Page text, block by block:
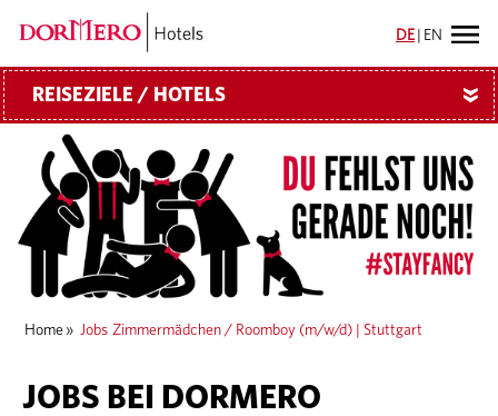
DE EN
REISEZIELE / HOTELS »
Home » Jobs Zimmermädchen / Roomboy (m/w/d) | Stuttgart
JOBS BEI DORMERO